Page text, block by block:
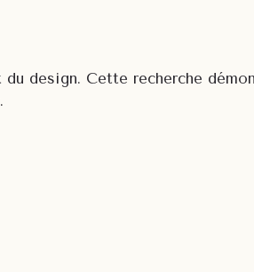
design. Cette recherche